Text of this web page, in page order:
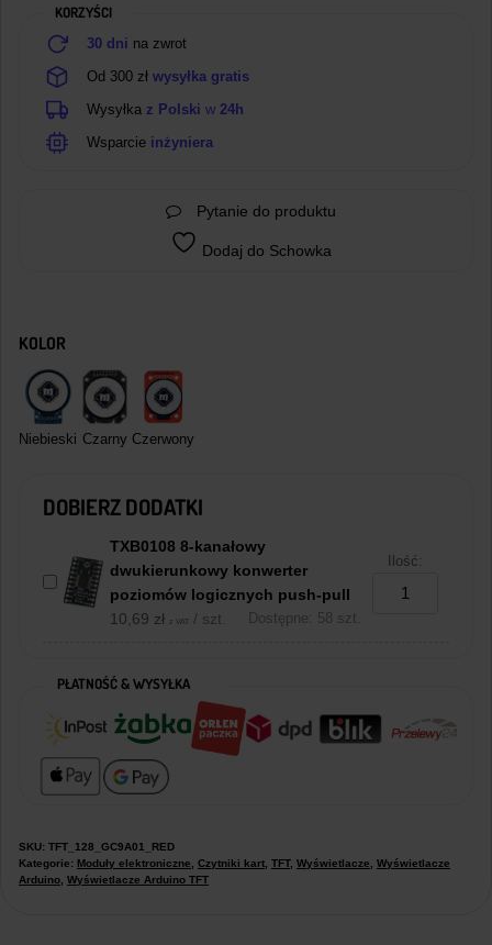
czytnikiem
pamięci
KORZYŚCI
30 dni na zwrot
Od 300 zł wysyłka gratis
Wysyłka z Polski w 24h
Wsparcie inżyniera
Pytanie do produktu
Dodaj do Schowka
KOLOR
Niebieski Czarny Czerwony
DOBIERZ DODATKI
TXB0108 8-kanałowy
dwukierunkowy konwerter
poziomów logicznych push-pull
10,69 zł z VAT / szt. Dostępne: 58 szt.
Ilość:
PŁATNOŚĆ & WYSYŁKA
SKU: TFT_128_GC9A01_RED
Kategorie: Moduły elektroniczne, Czytniki kart, TFT, Wyświetlacze, Wyświetlacze
Arduino, Wyświetlacze Arduino TFT